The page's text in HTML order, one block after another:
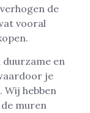
de
vooral
en
je
Wij hebben
muren